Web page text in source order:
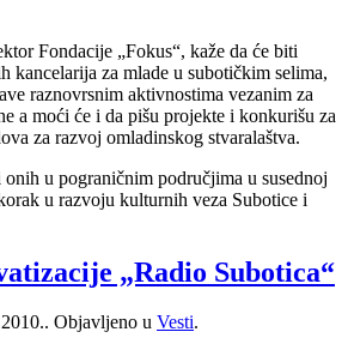
Fondacije „Fokus“, kaže da će biti
kancelarija za mlade u subotičkim selima,
raznovrsnim aktivnostima vezanim za
a moći će i da pišu projekte i konkurišu za
za razvoj omladinskog stvaralaštva.
onih u pograničnim područjima u susednoj
u razvoju kulturnih veza Subotice i
„Radio Subotica“
. Objavljeno u Vesti.